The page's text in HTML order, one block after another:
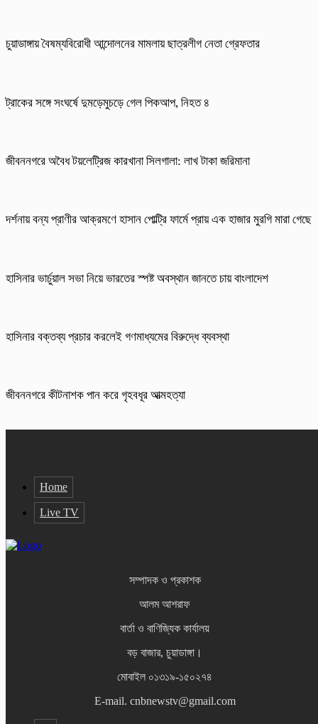
চুয়াডাঙ্গায় বৈষম্যবিরোধী আন্দোলনের মামলায় ছাত্রলীগ নেতা গ্রেফতার
ট্রাকের সঙ্গে সংঘর্ষে দুমড়েমুচড়ে গেল পিকআপ, নিহত ৪
জীবননগরে অবৈধ টয়লেট্রিজ কারখানা সিলগালা: লাখ টাকা জরিমানা
দর্শনায় বন্য প্রাণীর আক্রমণে হাসান পোল্ট্রি ফার্মে প্রায় এক হাজার মুরগি মারা গেছে
হাসিনার ভার্চুয়াল সভা নিয়ে ভারতের স্পষ্ট অবস্থান জানতে চায় বাংলাদেশ
হাসিনার বক্তব্য প্রচার করলেই গণমাধ্যমের বিরুদ্ধে ব্যবস্থা
জীবননগরে কীটনাশক পান করে গৃহবধূর আত্মহত্যা
Home
Live TV
সম্পাদক ও প্রকাশক
আলম আশরাফ
বার্তা ও বাণিজ্যিক কার্যালয়
বড় বাজার, চুয়াডাঙ্গা।
মোবাইল ০১৩১৯-১৫০২৭৪
E-mail. cnbnewstv@gmail.com